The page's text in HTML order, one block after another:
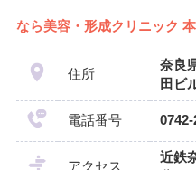
なら美容・形成クリニック
住所
奈良
田ビ
電話番号 0742-
アクセス
近鉄